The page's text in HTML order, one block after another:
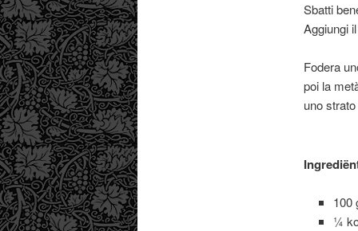
Sbatti
Aggiungi
Fodera
poi la
uno
100
¼